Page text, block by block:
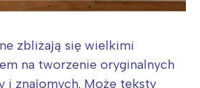
zbliżają się wielkimi
na tworzenie oryginalnych
i znajomych. Może teksty